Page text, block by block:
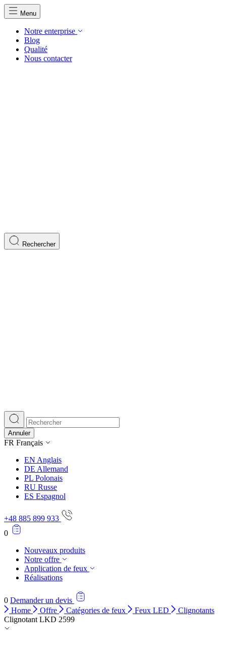
Menu
Notre enterprise
Blog
Qualité
Nous contacter
Rechercher
Annuler
FR Français
EN Anglais
DE Allemand
PL Polonais
RU Russe
ES Espagnol
+48 885 899 933
0
Nouveaux produits
Notre offre
Application de feux
Réalisations
0 Demander un devis
Home
Offre Catégories de feux Feux LED
Clignotants
Clignotant LKD 2599